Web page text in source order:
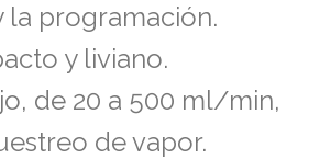
la programación.
y liviano.
de 20 a 500 ml/min,
de vapor.